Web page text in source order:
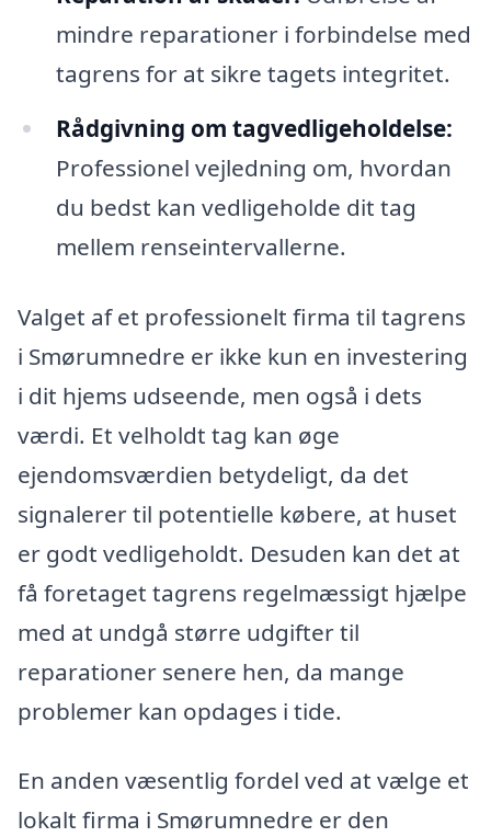
mindre reparationer i forbindelse med
tagrens for at sikre tagets integritet.
Rådgivning om tagvedligeholdelse:
Professionel vejledning om, hvordan
du bedst kan vedligeholde dit tag
mellem renseintervallerne.
Valget af et professionelt firma til tagrens
i Smørumnedre er ikke kun en investering
i dit hjems udseende, men også i dets
værdi. Et velholdt tag kan øge
ejendomsværdien betydeligt, da det
signalerer til potentielle købere, at huset
er godt vedligeholdt. Desuden kan det at
få foretaget tagrens regelmæssigt hjælpe
med at undgå større udgifter til
reparationer senere hen, da mange
problemer kan opdages i tide.
En anden væsentlig fordel ved at vælge et
lokalt firma i Smørumnedre er den